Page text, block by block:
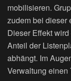
mobilisieren.
zudem bei dieser
Dieser Effekt
Anteil der
abhängt. Im
Verwaltung einen